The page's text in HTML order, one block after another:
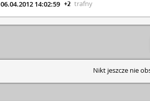
06.04.2012 14:02:59 +2 trafny
Nikt jeszcze nie